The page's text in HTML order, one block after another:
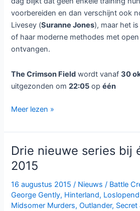
Field
bestaat uit
The
tijdens de Eerste Wereldoorlog aan
vrijwilligers samenwerken op een
eerste aflevering wil Kitty Trevelyan (
vrouwen, Flora Marshall (
Voor de ziekenhuismedewerkers is
bezigheid om de patiënten op te
er enkele die de vrouwen als
hulp. Niet alleen de vrouwen zorgen